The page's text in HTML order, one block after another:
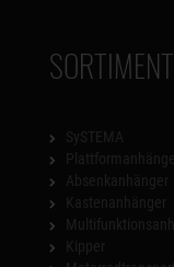
SORTIMENT